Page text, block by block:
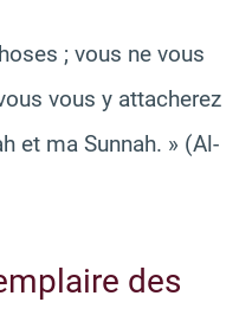
; vous ne vous
vous y attacherez
et ma Sunnah. » (Al-
des